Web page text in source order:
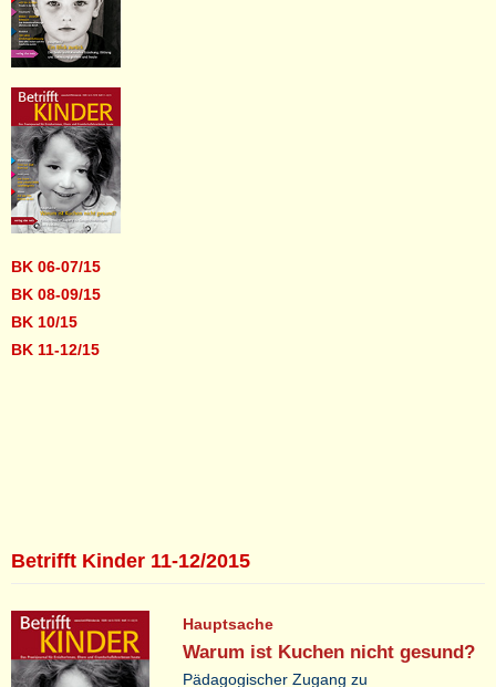
BK 06-07/15
BK 08-09/15
BK 10/15
BK 11-12/15
Betrifft Kinder 11-12/2015
Hauptsache
Warum ist Kuchen nicht gesund?
Pädagogischer Zugang zu